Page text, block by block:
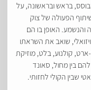
,בראש ובראשונה,על
הפעולה של צוק
והנשמע. האופן בו הם
ויזואלי, שואב את השראתו
-ארט, קולנוע,בלט,מוזיקת
להם בין מחול, סאונד
שבין הקולי לחזותי.